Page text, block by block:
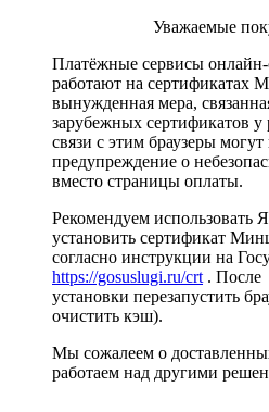
Уважаемые
Платёжные сервисы онлайн-
работают на сертификатах
вынужденная мера,
зарубежных сертификатов у
связи с этим браузеры
предупреждение о
вместо страницы оплаты.
Рекомендуем использовать
установить сертификат
согласно инструкции на
https://gosuslugi.ru/crt . После
установки перезапустить
очистить кэш).
Мы сожалеем о
работаем над другими